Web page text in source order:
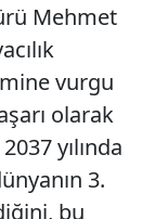
Mehmet
vurgu
olarak
yılında
3.
bu